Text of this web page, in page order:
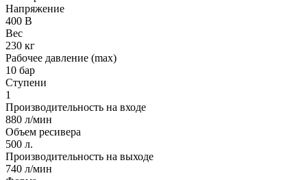
Напряжение
400 В
Вес
230 кг
Рабочее давление (max)
10 бар
Ступени
1
Производительность на входе
880 л/мин
Объем ресивера
500 л.
Производительность на выходе
740 л/мин